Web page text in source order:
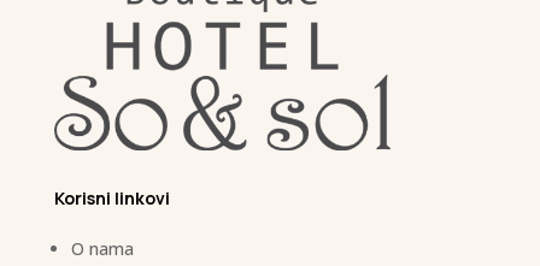
Korisni linkovi
O nama